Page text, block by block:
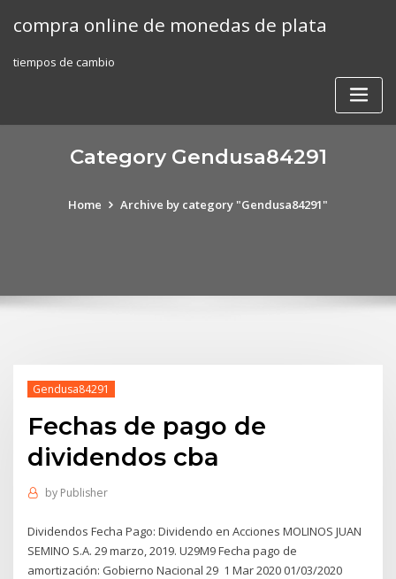
compra online de monedas de plata
tiempos de cambio
Category Gendusa84291
Home Archive by category "Gendusa84291"
Gendusa84291
Fechas de pago de
dividendos cba
by Publisher
Dividendos Fecha Pago: Dividendo en Acciones MOLINOS JUAN
SEMINO S.A. 29 marzo, 2019. U29M9 Fecha pago de
amortización: Gobierno Nacional 29 1 Mar 2020 01/03/2020